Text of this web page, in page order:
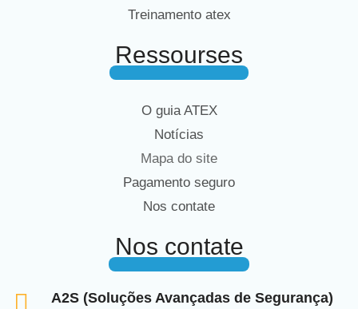
Treinamento atex
Ressourses
O guia ATEX
Notícias
Mapa do site
Pagamento seguro
Nos contate
Nos contate
A2S (Soluções Avançadas de Segurança)